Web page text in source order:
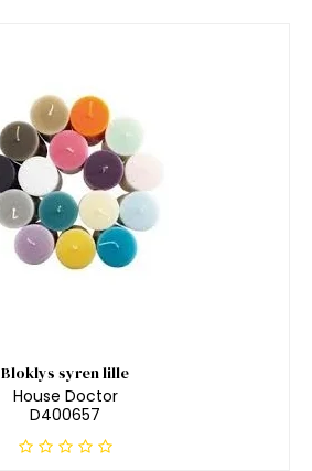
Bloklys syren lille
House Doctor
D400657